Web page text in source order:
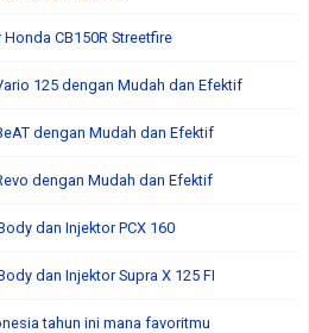
CB150R Streetfire
125 dengan Mudah dan Efektif
dengan Mudah dan Efektif
dengan Mudah dan Efektif
dan Injektor PCX 160
dan Injektor Supra X 125 FI
tahun ini mana favoritmu